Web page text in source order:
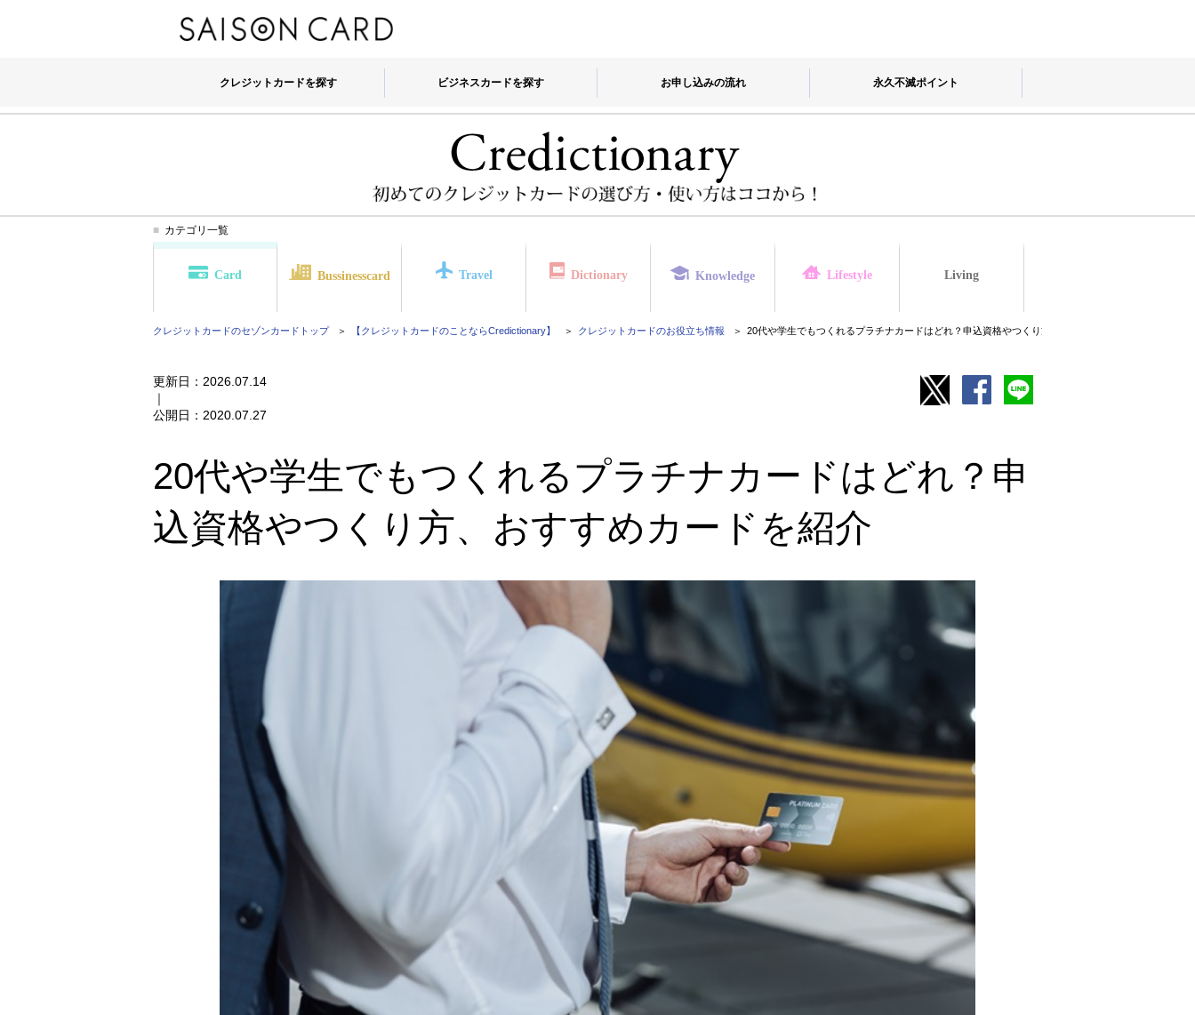
クレジットカードを探す ビジネスカードを探す お申し込みの流れ 永久不滅ポイント
カテゴリ一覧
Card Bussinesscard Travel Dictionary Knowledge Lifestyle Living
クレジットカードのセゾンカード トップ 【クレジットカードのことならCredictionary】 クレジットカードのお役立ち情報 20代や学生でもつくれるプラチナカードはどれ？申込資格やつくり方、おすすめカードを紹介
更新日： 2026.07.14
｜
公開日： 2020.07.27
20代や学生でもつくれるプラチナカードはどれ？申
込資格やつくり方、おすすめカードを紹介